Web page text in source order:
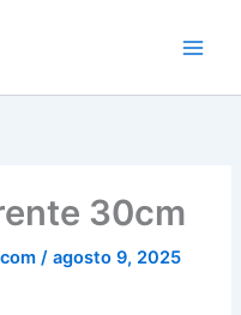
30cm
/agosto 9, 2025